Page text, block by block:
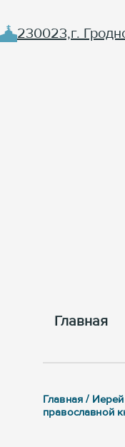
230023,г.
Главная
Главная /
православной